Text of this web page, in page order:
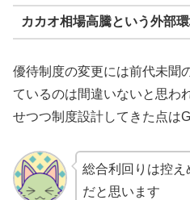
カカオ相場高騰という外部
優待制度の変更には前代未聞
ているのは間違いないと思わ
せつつ制度設計してきた点は
総合利回りは控
だと思います